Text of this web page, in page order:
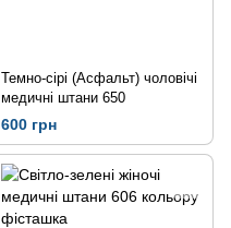
Темно-сірі (Асфальт) чоловічі
медичні штани 650
600 грн